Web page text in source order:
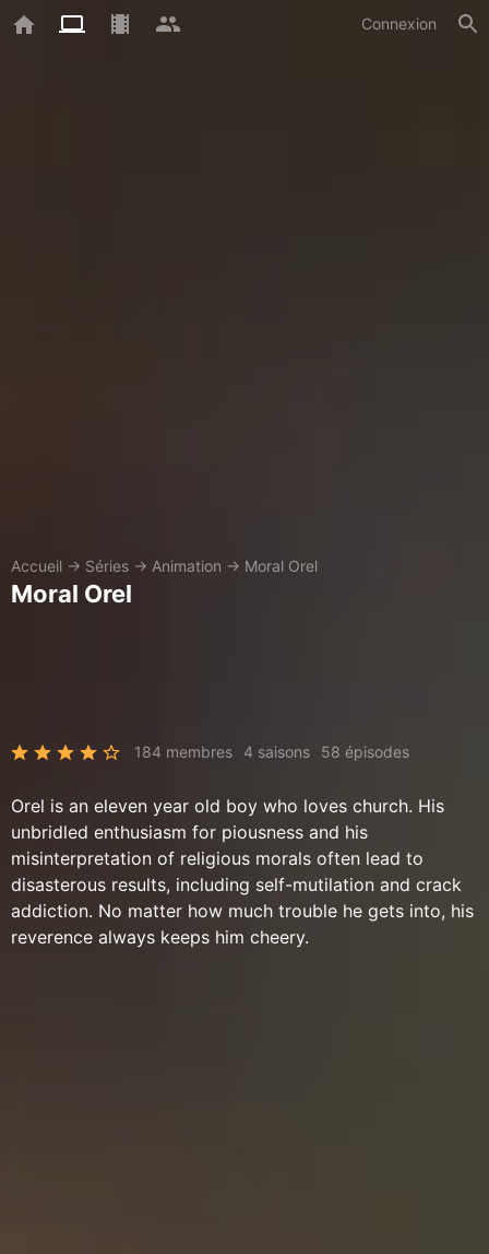
Connexion
Accueil → Séries → Animation → Moral Orel
Moral Orel
184 membres 4 saisons 58 épisodes
Orel is an eleven year old boy who loves church. His
unbridled enthusiasm for piousness and his
misinterpretation of religious morals often lead to
disasterous results, including self-mutilation and crack
addiction. No matter how much trouble he gets into, his
reverence always keeps him cheery.